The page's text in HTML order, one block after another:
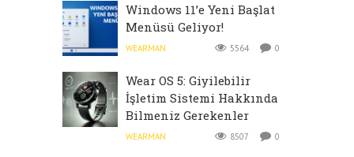
Windows 11’e Yeni Başlat
Menüsü Geliyor!
WEARMAN 5564 0
Wear OS 5: Giyilebilir
İşletim Sistemi Hakkında
Bilmeniz Gerekenler
WEARMAN 8507 0